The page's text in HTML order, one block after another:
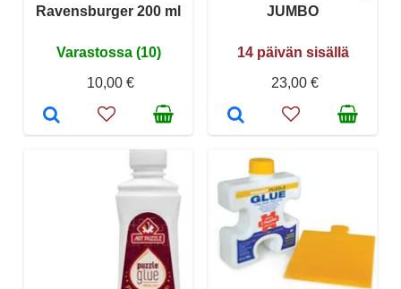
Ravensburger 200 ml
Varastossa (10)
10,00 €
JUMBO
14 päivän sisällä
23,00 €